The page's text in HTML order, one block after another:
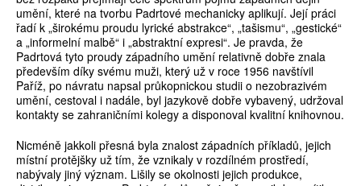
umění, které na tvorbu Padrtové mechanicky aplikují. Její práci
řadí k „širokému proudu lyrické abstrakce“, „tašismu“, „gestické“
a „informelní malbě“ i „abstraktní expresi“. Je pravda, že
Padrtová tyto proudy západního umění relativně dobře znala
především díky svému muži, který už v roce 1956 navštívil
Paříž, po návratu napsal průkopnickou studii o nezobrazivém
umění, cestoval i nadále, byl jazykově dobře vybavený, udržoval
kontakty se zahraničními kolegy a disponoval kvalitní knihovnou.
Nicméně jakkoli přesná byla znalost západních příkladů, jejich
místní protějšky už tím, že vznikaly v rozdílném prostředí,
nabývaly jiný význam. Lišily se okolnosti jejich produkce,